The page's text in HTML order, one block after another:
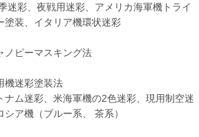
彩、夜戦用迷彩、アメリカ海軍機トライ
塗装、イタリア機環状迷彩
ノピーマスキング法
機迷彩塗装法
ム迷彩、米海軍機の2色迷彩、現用制空迷
シア機（ブルー系、 茶系）